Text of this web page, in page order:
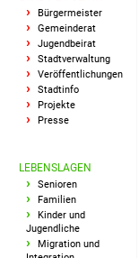
Bürgermeister
Gemeinderat
Jugendbeirat
Stadtverwaltung
Veröffentlichungen
Stadtinfo
Projekte
Presse
LEBENSLAGEN
Senioren
Familien
Kinder und
Jugendliche
Migration und